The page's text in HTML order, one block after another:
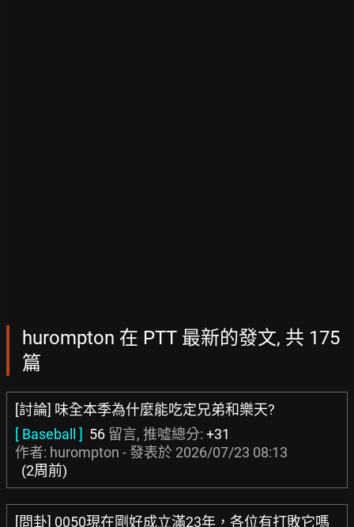
hurompton 在 PTT 最新的發文, 共 175
篇
[討論] 味全本季為什麼能吃定兄弟和樂天?
[ Baseball ] 56 留言, 推噓總分: +31
作者: hurompton - 發表於 2026/07/23 08:13
(2周前)
[問卦] 0050現在剛好成立滿23年，各位有打敗它嗎